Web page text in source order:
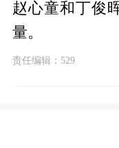
赵心童和丁俊
量。
责任编辑：529